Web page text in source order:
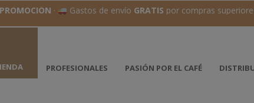
· Gastos de envíoGRATISpor compras
PROFESIONALES PASIÓN POR EL CAFÉ